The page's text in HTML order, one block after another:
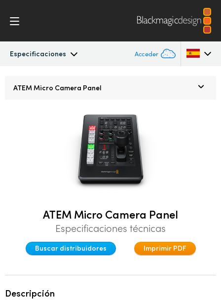
Especificaciones Acceder
Camera Control
Denmark
Finland
France
Hong Kong SAR, China
ATEMMicro Camera Panel
ATEM Micro Camera Panel
Especificaciones técnicas
Buscar distribuidores Imprimir PDF
Descripción